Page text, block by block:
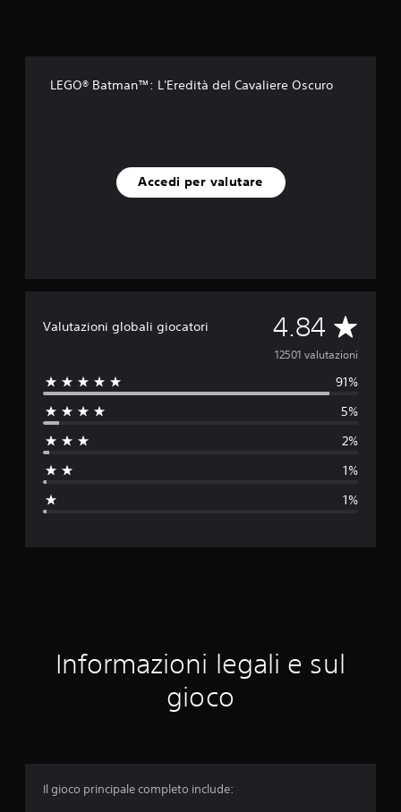
LEGO® Batman™: L'Eredità del Cavaliere Oscuro
Accedi per valutare
Valutazioni globali giocatori 4.84 V
a
l
u
i
e
12501 valutazioni
91%
5%
2%
1%
1%
Informazioni legali e sul
gioco
Il gioco principale completo include: